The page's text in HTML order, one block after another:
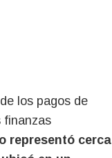
los pagos de
finanzas
representó cerca